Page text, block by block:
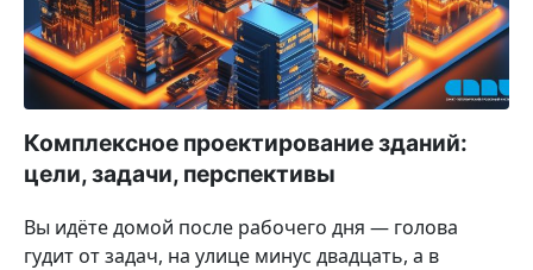
Комплексное проектирование зданий:
цели, задачи, перспективы
Вы идёте домой после рабочего дня — голова
гудит от задач, на улице минус двадцать, а в